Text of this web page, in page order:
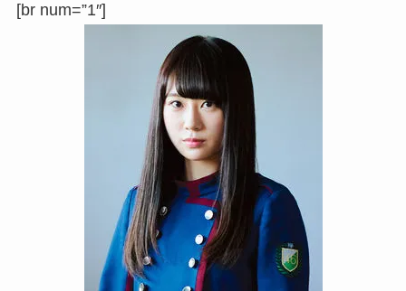
[br num=”1″]